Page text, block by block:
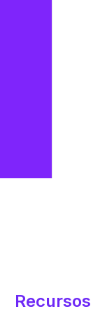
Recursos